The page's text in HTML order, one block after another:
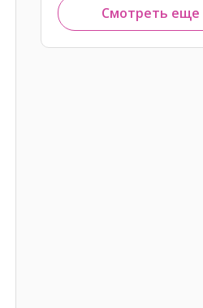
Смотреть еще